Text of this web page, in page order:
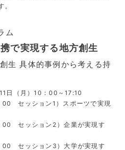
。
ム
で実現する地方創生
生 具体的事例から考える持
日（月）10：00～17:10
ション1）スポーツで実現
ション2）企業が実現す
ション3）大学が実現す